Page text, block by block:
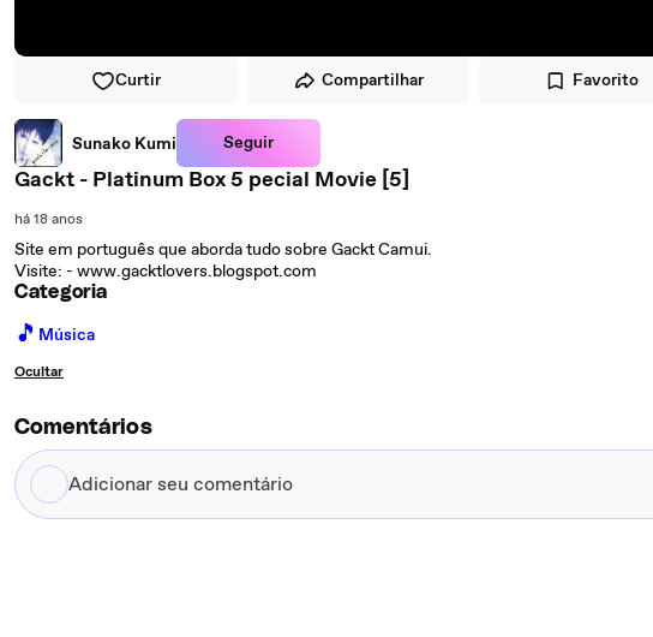
Curtir Compartilhar Favorito
Sunako Kumi Seguir
Gackt - Platinum Box 5 pecial Movie [5]
há 18 anos
Site em português que aborda tudo sobre Gackt Camui.
Visite: - www.gacktlovers.blogspot.com
Categoria
🎵 Música
Ocultar
Comentários
Adicionar
seu